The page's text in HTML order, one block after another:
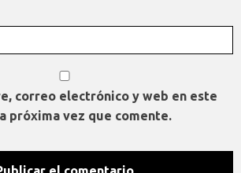
correo electrónico y web en este
próxima vez que comente.